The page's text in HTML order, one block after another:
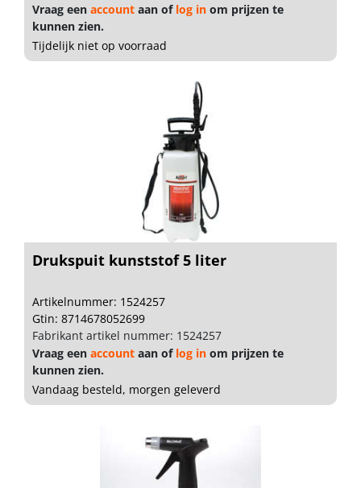
Vraag een account aan of log in om prijzen te
kunnen zien.
Tijdelijk niet op voorraad
Drukspuit kunststof 5 liter
Artikelnummer: 1524257
Gtin: 8714678052699
Fabrikant artikel nummer: 1524257
Vraag een account aan of log in om prijzen te
kunnen zien.
Vandaag besteld, morgen geleverd